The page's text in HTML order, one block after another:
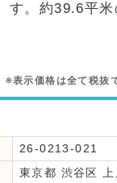
す。約39.6平米
※表示価格は全て税抜
26-0213-021
東京都 渋谷区